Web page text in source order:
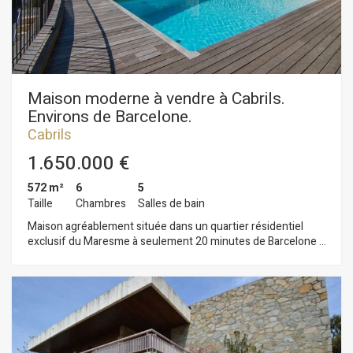
Maison moderne à vendre à Cabrils.
Environs de Barcelone.
Cabrils
1.650.000 €
572 m²
Taille
6
Chambres
5
Salles de bain
Maison agréablement située dans un quartier résidentiel
exclusif du Maresme à seulement 20 minutes de Barcelone et
vues panoramiques sur la mer. Le design est accentué par les
grandes fenêtres qui baignent les pièces de lumière. La partie
extérieure comprend un espace barbecue - cuisine d'été,
piscine et plusieurs grandes terrasses. À l'étage supérieur:
magnifique salon ouvert sur la cuisine qui bénéficie de vues